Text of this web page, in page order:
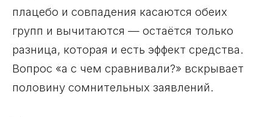
плацебо и совпадения касаются обеих
групп и вычитаются — остаётся только
разница, которая и есть эффект средства.
Вопрос «а с чем сравнивали?» вскрывает
половину сомнительных заявлений.